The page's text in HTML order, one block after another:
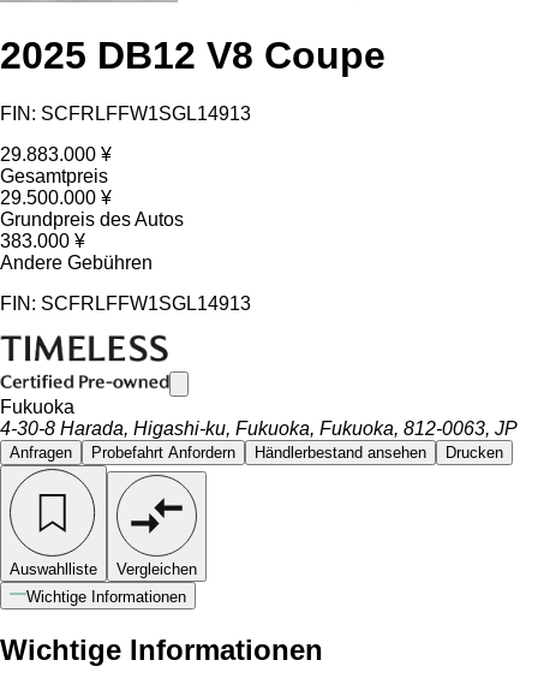
2025 DB12 V8 Coupe
FIN: SCFRLFFW1SGL14913
29.883.000 ¥
Gesamtpreis
29.500.000 ¥
Grundpreis des Autos
383.000 ¥
Andere Gebühren
FIN: SCFRLFFW1SGL14913
Fukuoka
4-30-8 Harada, Higashi-ku, Fukuoka, Fukuoka, 812-0063, JP
Anfragen Probefahrt Anfordern Händlerbestand ansehen Drucken
Auswahlliste
Vergleichen
Wichtige Informationen
Wichtige Informationen